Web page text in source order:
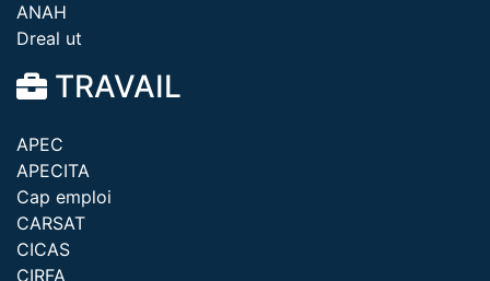
ANAH
Dreal ut
TRAVAIL
APEC
APECITA
Cap emploi
CARSAT
CICAS
CIRFA